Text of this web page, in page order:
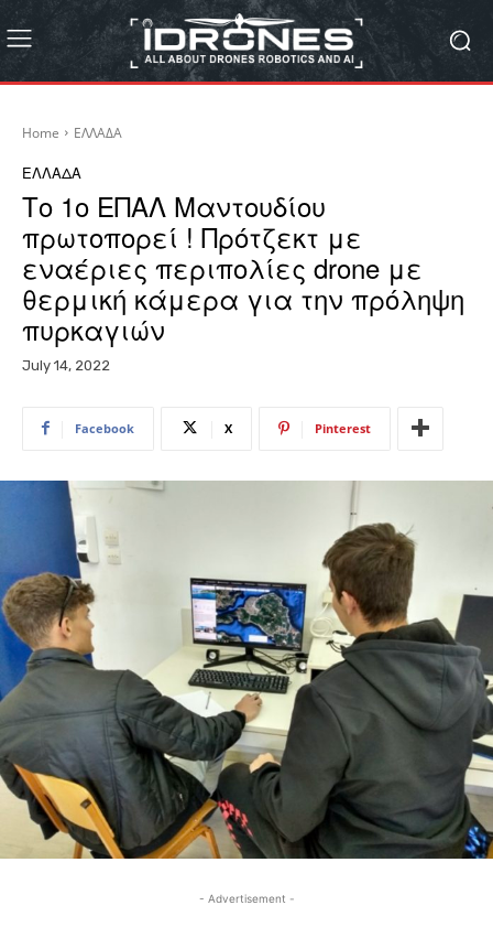
Home ΕΛΛΑΔΑ
ΕΛΛΑΔΑ
Το 1ο ΕΠΑΛ Μαντουδίου
πρωτοπορεί ! Πρότζεκτ με
εναέριες περιπολίες drone με
θερμική κάμερα για την πρόληψη
πυρκαγιών
July 14, 2022
Facebook X Pinterest
- Advertisement -